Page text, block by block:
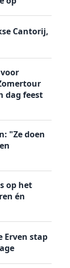
Cantorij,
dag feest
"Ze doen
op het
én
Erven stap